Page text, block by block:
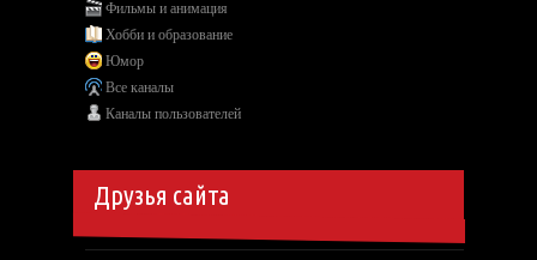
Фильмы и анимация
Хобби и образование
Юмор
Все каналы
Каналы пользователей
Друзья сайта